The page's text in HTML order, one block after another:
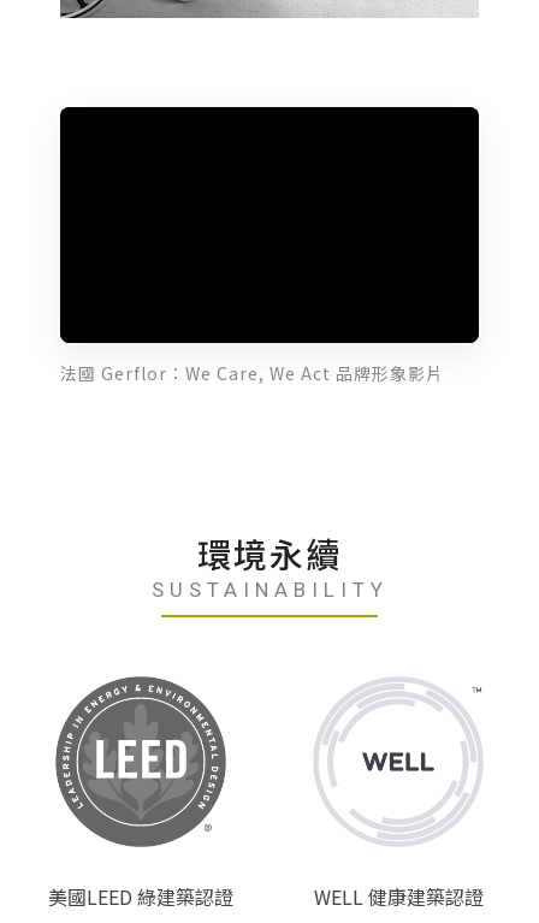
法國 Gerflor：We Care, We Act 品牌形象影片
環境永續
SUSTAINABILITY
美國LEED 綠建築認證 WELL 健康建築認證